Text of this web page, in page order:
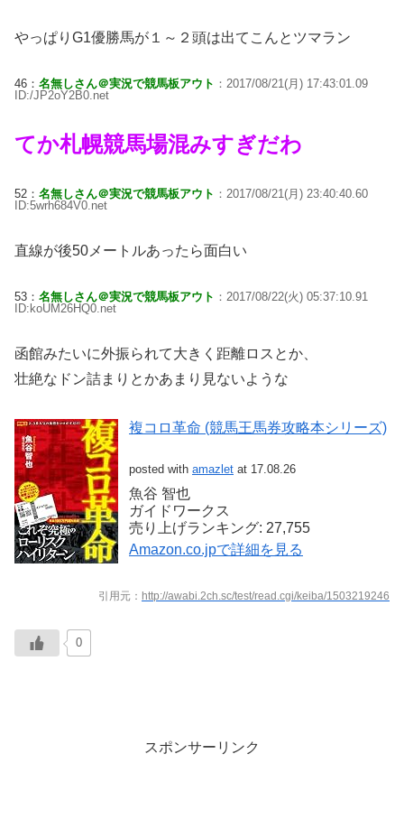
やっぱりG1優勝馬が１～２頭は出てこんとツマラン
46： 名無しさん＠実況で競馬板アウト ：2017/08/21(月) 17:43:01.09
ID:/JP2oY2B0.net
てか札幌競馬場混みすぎだわ
52： 名無しさん＠実況で競馬板アウト ：2017/08/21(月) 23:40:40.60
ID:5wrh684V0.net
直線が後50メートルあったら面白い
53： 名無しさん＠実況で競馬板アウト ：2017/08/22(火) 05:37:10.91
ID:koUM26HQ0.net
函館みたいに外振られて大きく距離ロスとか、
壮絶なドン詰まりとかあまり見ないような
複コロ革命 (競馬王馬券攻略本シリーズ)
posted with amazlet at 17.08.26
魚谷 智也
ガイドワークス
売り上げランキング: 27,755
Amazon.co.jpで詳細を見る
引用元： http://awabi.2ch.sc/test/read.cgi/keiba/1503219246
0
スポンサーリンク